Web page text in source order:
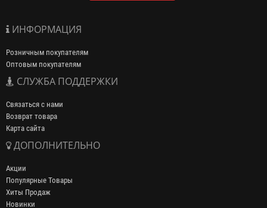
ИНФОРМАЦИЯ
Розничным покупателям
Оптовым покупателям
СЛУЖБА ПОДДЕРЖКИ
Связаться с нами
Возврат товара
Карта сайта
ДОПОЛНИТЕЛЬНО
Акции
Популярные Товары
Хиты Продаж
Новинки